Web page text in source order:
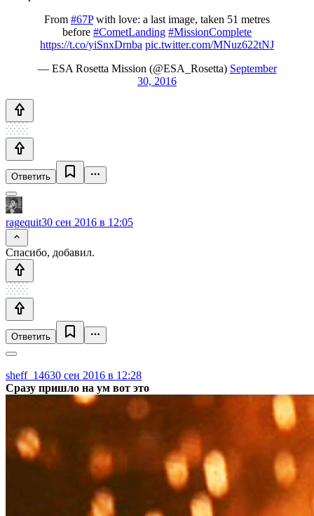
From #67Pwith love: a last image, taken 51 metres
before #CometLanding #MissionComplete
https://t.co/yiSnxDrnba pic.twitter.com/MNuz622tNJ
— ESA Rosetta Mission (@ESA_Rosetta) September
30, 2016
Ответить
ragequit30 сен 2016 в 12:05
Спасибо, добавил.
Ответить
sheff_14630 сен 2016 в 12:28
Сразу пришло на ум вот это